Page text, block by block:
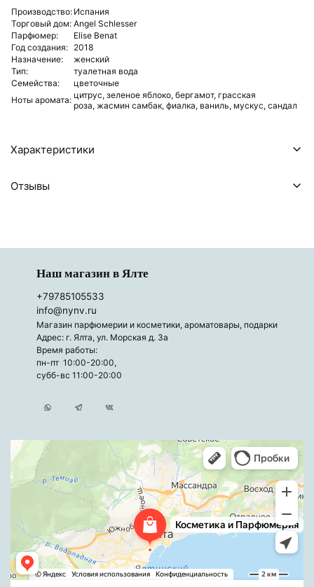
Производство: Испания
Торговый дом: Angel Schlesser
Парфюмер:
Elise Benat
Год создания: 2018
Назначение:
женский
Тип:
туалетная вода
Семейства:
цветочные
Ноты аромата: цитрус, зеленое яблоко, бергамот, грасская
роза, жасмин самбак, фиалка, ваниль, мускус, сандал
Характеристики
Отзывы
Наш магазин в Ялте
+79785105533
info@nynv.ru
Магазин парфюмерии и косметики, ароматовары, подарки
Адрес: г. Ялта, ул. Морская д. 3а
Время работы:
пн-пт 10:00-20:00,
субб-вс 11:00-20:00